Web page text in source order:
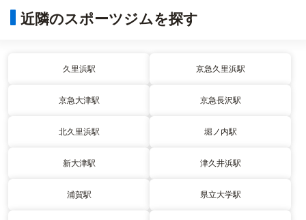
近隣のスポーツジムを探す
久里浜駅 京急久里浜駅
京急大津駅 京急長沢駅
北久里浜駅 堀ノ内駅
新大津駅 津久井浜駅
浦賀駅 県立大学駅